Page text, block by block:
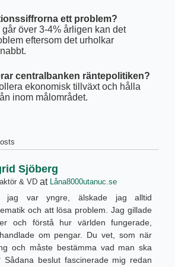
ett problem?
går över 3-4% årligen kan det
eftersom det urholkar
centralbanken räntepolitiken?
ekonomisk tillväxt och hålla
inom målområdet.
Sjöberg
& VDat Låna8000utanuc.se
jag var yngre, älskade jag alltid
och att lösa problem. Jag gillade
och förstå hur världen fungerade,
om pengar. Du vet, som när
och måste bestämma vad man ska
Sådana beslut fascinerade mig redan